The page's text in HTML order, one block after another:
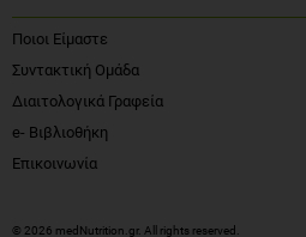
Ποιοι Είμαστε
Συντακτική Ομάδα
Διαιτολογικά Γραφεία
e- Βιβλιοθήκη
Επικοινωνία
© 2026 medNutrition.gr. All rights reserved.